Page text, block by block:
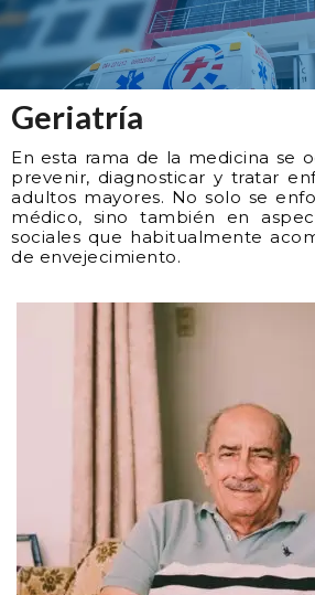
Geriatría
En esta rama de la medicina se
prevenir, diagnosticar y tratar
adultos mayores. No solo se
médico, sino también en
sociales que habitualmente
de envejecimiento.